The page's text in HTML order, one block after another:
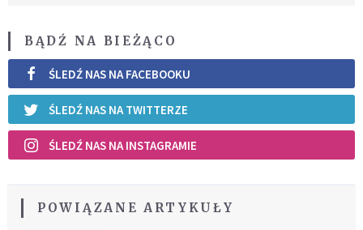
BĄDŹ NA BIEŻĄCO
ŚLEDŹ NAS NA FACEBOOKU
ŚLEDŹ NAS NA TWITTERZE
ŚLEDŹ NAS NA INSTAGRAMIE
POWIĄZANE ARTYKUŁY